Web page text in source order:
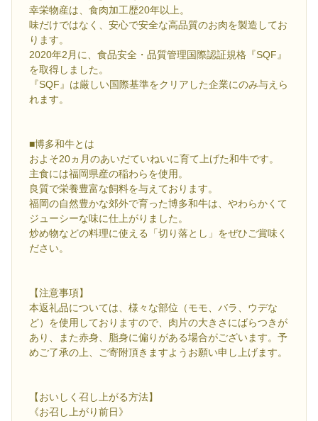
幸栄物産は、食肉加工歴20年以上。
味だけではなく、安心で安全な高品質のお肉を製造してお
ります。
2020年2月に、食品安全・品質管理国際認証規格『SQF』
を取得しました。
『SQF』は厳しい国際基準をクリアした企業にのみ与えら
れます。
■博多和牛とは
およそ20ヵ月のあいだていねいに育て上げた和牛です。
主食には福岡県産の稲わらを使用。
良質で栄養豊富な飼料を与えております。
福岡の自然豊かな郊外で育った博多和牛は、やわらかくて
ジューシーな味に仕上がりました。
炒め物などの料理に使える「切り落とし」をぜひご賞味く
ださい。
【注意事項】
本返礼品については、様々な部位（モモ、バラ、ウデな
ど）を使用しておりますので、肉片の大きさにばらつきが
あり、また赤身、脂身に偏りがある場合がございます。予
めご了承の上、ご寄附頂きますようお願い申し上げます。
【おいしく召し上がる方法】
《お召し上がり前日》